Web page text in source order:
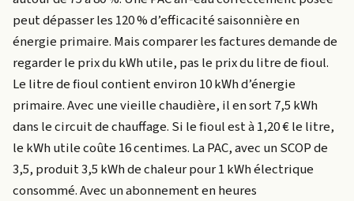
peut dépasser les 120 % d’efficacité saisonnière en
énergie primaire. Mais comparer les factures demande de
regarder le prix du kWh utile, pas le prix du litre de fioul.
Le litre de fioul contient environ 10 kWh d’énergie
primaire. Avec une vieille chaudière, il en sort 7,5 kWh
dans le circuit de chauffage. Si le fioul est à 1,20 € le litre,
le kWh utile coûte 16 centimes. La PAC, avec un SCOP de
3,5, produit 3,5 kWh de chaleur pour 1 kWh électrique
consommé. Avec un abonnement en heures